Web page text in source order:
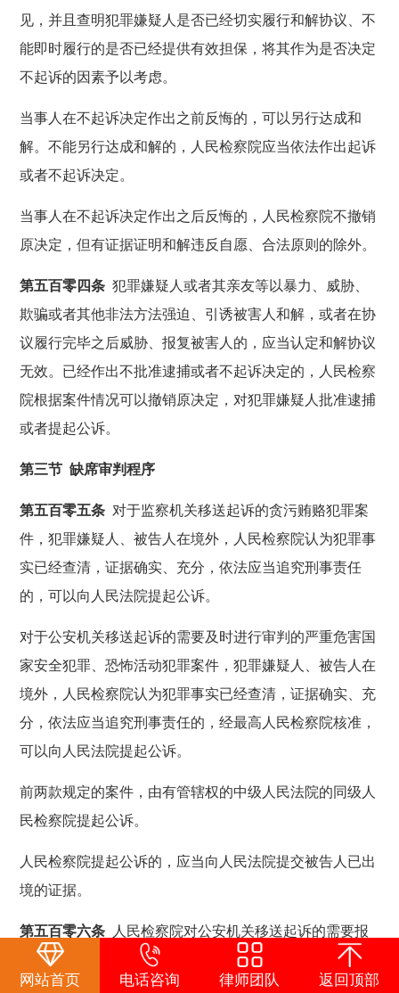
见，并且查明犯罪嫌疑人是否已经切实履行和解协议、不
能即时履行的是否已经提供有效担保，将其作为是否决定
不起诉的因素予以考虑。
当事人在不起诉决定作出之前反悔的，可以另行达成和
解。不能另行达成和解的，人民检察院应当依法作出起诉
或者不起诉决定。
当事人在不起诉决定作出之后反悔的，人民检察院不撤销
原决定，但有证据证明和解违反自愿、合法原则的除外。
第五百零四条 犯罪嫌疑人或者其亲友等以暴力、威胁、
欺骗或者其他非法方法强迫、引诱被害人和解，或者在协
议履行完毕之后威胁、报复被害人的，应当认定和解协议
无效。已经作出不批准逮捕或者不起诉决定的，人民检察
院根据案件情况可以撤销原决定，对犯罪嫌疑人批准逮捕
或者提起公诉。
第三节 缺席审判程序
第五百零五条 对于监察机关移送起诉的贪污贿赂犯罪案
件，犯罪嫌疑人、被告人在境外，人民检察院认为犯罪事
实已经查清，证据确实、充分，依法应当追究刑事责任
的，可以向人民法院提起公诉。
对于公安机关移送起诉的需要及时进行审判的严重危害国
家安全犯罪、恐怖活动犯罪案件，犯罪嫌疑人、被告人在
境外，人民检察院认为犯罪事实已经查清，证据确实、充
分，依法应当追究刑事责任的，经最高人民检察院核准，
可以向人民法院提起公诉。
前两款规定的案件，由有管辖权的中级人民法院的同级人
民检察院提起公诉。
人民检察院提起公诉的，应当向人民法院提交被告人已出
境的证据。
第五百零六条 人民检察院对公安机关移送起诉的需要报
请最高人民检察院核准的案件，经检察委员会讨论提出提
起公诉意见的，应当层报最高人民检察院核准。报送材料
网站首页 电话咨询 律师团队 返回顶部